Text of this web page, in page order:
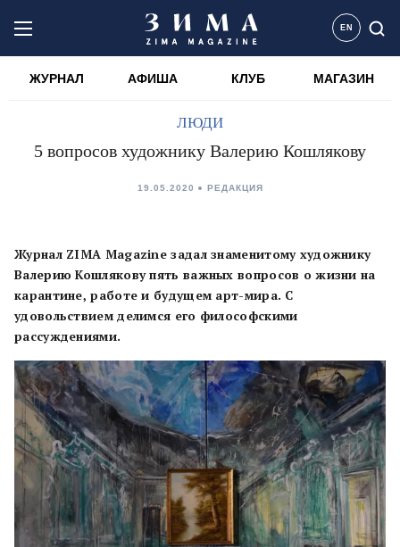
EN
ЖУРНАЛ АФИША КЛУБ МАГАЗИН
ЛЮДИ
5 вопросов художнику Валерию Кошлякову
19.05.2020 РЕДАКЦИЯ
Журнал ZIMA Magazine задал знаменитому художнику
Валерию Кошлякову пять важных вопросов о жизни на
карантине, работе и будущем арт-мира. С
удовольствием делимся его философскими
рассуждениями.